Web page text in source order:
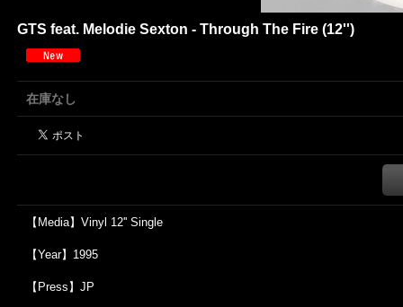
GTS feat. Melodie Sexton - Through The Fire (12'')
在庫なし
【Media】Vinyl 12'' Single
【Year】1995
【Press】JP